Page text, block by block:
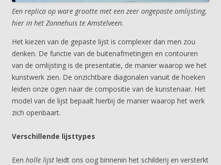
Een replica op ware grootte met een zeer ongepaste omlijsting,
hier in het Zonnehuis te Amstelveen.
Het kiezen van de gepaste lijst is complexer dan men zou
denken. De functie van de buitenafmetingen en contouren
van de omlijsting is de presentatie, de manier waarop we het
kunstwerk zien. De onzichtbare diagonalen vanuit de hoeken
leiden onze ogen naar de compositie van de kunstenaar. Het
model van de lijst bepaalt hierbij de manier waarop het werk
zich openbaart.
Verschillende lijsttypes
Een holle lijst leidt ons oog binnenin het schilderij en versterkt